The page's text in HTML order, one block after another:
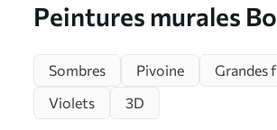
Peintures murales
Sombres Pivoine Grandes
Violets
3D